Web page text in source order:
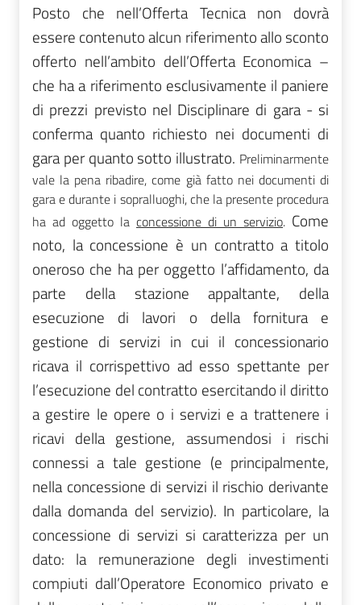
Posto che nell’Offerta Tecnica non dovrà
essere contenuto alcun riferimento allo sconto
offerto nell’ambito dell’Offerta Economica –
che ha a riferimento esclusivamente il paniere
di prezzi previsto nel Disciplinare di gara - si
conferma quanto richiesto nei documenti di
gara per quanto sotto illustrato. Preliminarmente
vale la pena ribadire, come già fatto nei documenti di
gara e durante i sopralluoghi, che la presente procedura
ha ad oggetto la concessione di un servizio. Come
noto, la concessione è un contratto a titolo
oneroso che ha per oggetto l’affidamento, da
parte della stazione appaltante, della
esecuzione di lavori o della fornitura e
gestione di servizi in cui il concessionario
ricava il corrispettivo ad esso spettante per
l’esecuzione del contratto esercitando il diritto
a gestire le opere o i servizi e a trattenere i
ricavi della gestione, assumendosi i rischi
connessi a tale gestione (e principalmente,
nella concessione di servizi il rischio derivante
dalla domanda del servizio). In particolare, la
concessione di servizi si caratterizza per un
dato: la remunerazione degli investimenti
compiuti dall’Operatore Economico privato e